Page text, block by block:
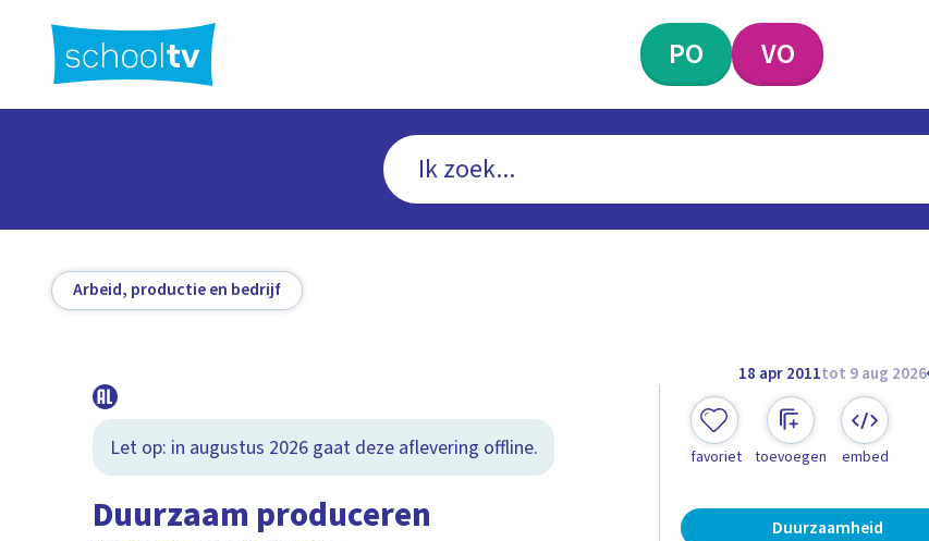
hoofdinhoud
PO VO
Arbeid, productie en bedrijf
18 apr 2011tot 9 aug 2026
Let op: in augustus 2026 gaat deze aflevering offline.
Duurzaam produceren
favoriet toevoegen embed
Duurzaamheid